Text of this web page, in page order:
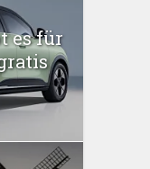
es für